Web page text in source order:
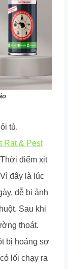
tủ.
Rat & Pest
điểm xịt
đây là lúc
dễ bị ảnh
Sau khi
thoát.
bị hoảng sợ
lối chạy ra